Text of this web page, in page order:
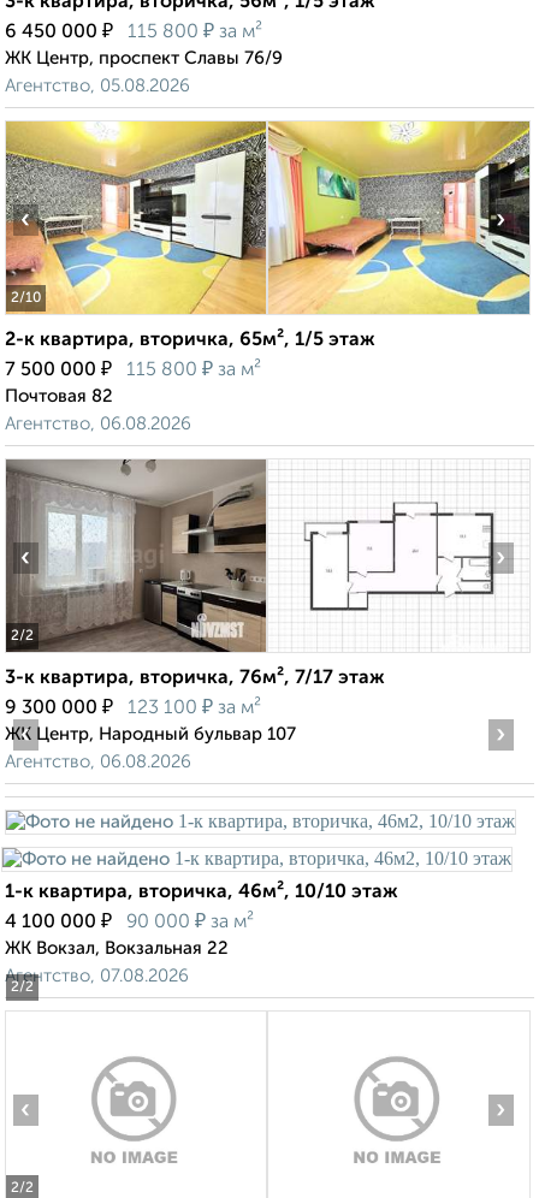
6 450 000 ₽ 115 800 ₽ за м²
ЖК Центр, проспект Славы 76/9
Агентство, 05.08.2026
2/10
‹ ›
2-к квартира, вторичка, 65м², 1/5 этаж
7 500 000 ₽ 115 800 ₽ за м²
Почтовая 82
Агентство, 06.08.2026
2/2
‹ ›
3-к квартира, вторичка, 76м², 7/17 этаж
9 300 000 ₽ 123 100 ₽ за м²
ЖК Центр, Народный бульвар 107
Агентство, 06.08.2026
2/2
‹ ›
1-к квартира, вторичка, 46м², 10/10 этаж
4 100 000 ₽ 90 000 ₽ за м²
ЖК Вокзал, Вокзальная 22
Агентство, 07.08.2026
2/2
‹ ›